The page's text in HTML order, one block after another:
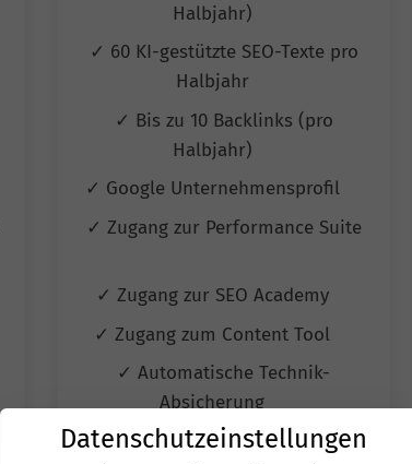
Halbjahr)
✓ 60 KI-gestützte SEO-Texte pro
Halbjahr
✓ Bis zu 10 Backlinks (pro
Halbjahr)
✓ Google Unternehmensprofil
✓ Zugang zur Performance Suite
✓ Zugang zur SEO Academy
✓ Zugang zum Content Tool
✓ Automatische Technik-
Absicherung
✓ Autom. Erfolgskontrolle
Datenschutzeinstellungen